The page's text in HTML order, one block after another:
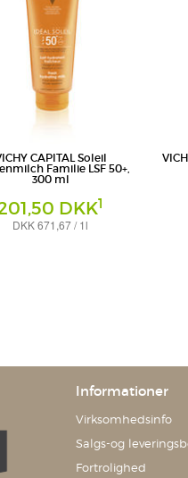
CAPITAL Soleil
Familie LSF 50+,
300 ml
DKK1
DKK 671,67 / 1l
Informationer
Virksomhedsinfo
Salgs-og
Fortrolighed